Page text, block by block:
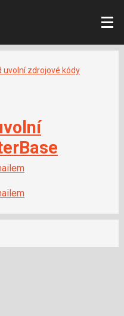
uvolní zdrojové kódy